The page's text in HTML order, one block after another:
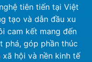
tiên tiến tại Việt
tạo và dẫn đầu xu
cam kết mang đến
phá, góp phần thúc
hội và nền kinh tế